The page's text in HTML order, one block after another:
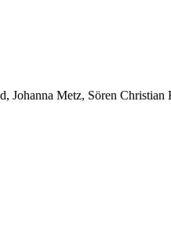
Johanna Metz, Sören